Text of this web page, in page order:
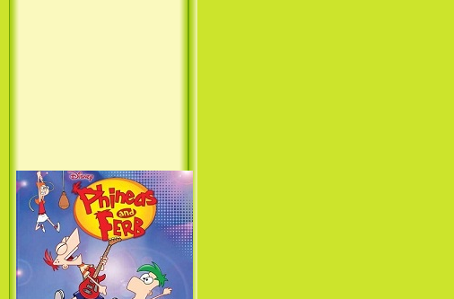
Фархат: Принц Персии /
Farhat: The Prince of the
Desert (сериал) (2004)